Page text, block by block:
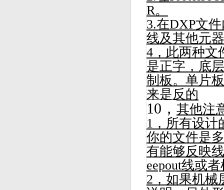
R。
3.在DXP文
线及其他元
4，此两种文
是正字，底
制板。单片
来是反的
10， 其他注
1，所有设计
你的文件是
有能够反映
eepout线或
2，如果机械